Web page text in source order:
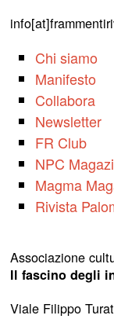
Chi siamo
Manifesto
Collabora
Newsletter
FR Club
NPC
Magma
Rivista
Associazione
Il fascino degli
Viale Filippo